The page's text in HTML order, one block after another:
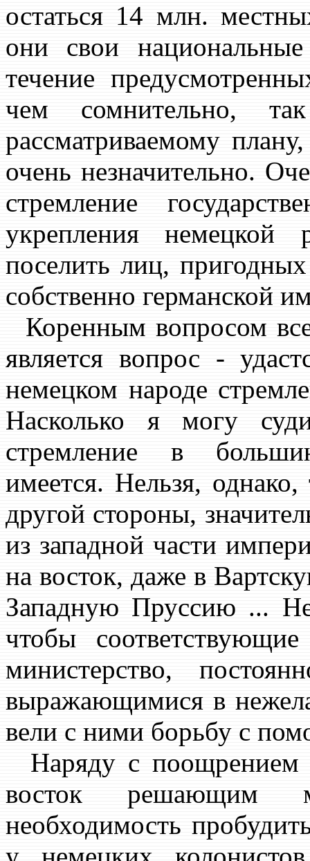
остаться 14 млн.
они свои
течение
чем сомнительно,
рассматриваемому
очень незначительно.
стремление
укрепления немецкой
поселить лиц,
собственно германской
Коренным вопросом
является вопрос -
немецком народе
Насколько я могу
стремление в
имеется. Нельзя,
другой стороны,
из западной части
на восток, даже в
Западную Пруссию ...
чтобы
министерство,
выражающимися в
вели с ними борьбу с
Наряду с поощрением
восток решающим
необходимость